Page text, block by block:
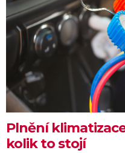
Plnění
kolik to stojí